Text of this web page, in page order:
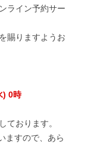
ライン予約サー
賜りますようお
) 0時
ております。
ますので、あら